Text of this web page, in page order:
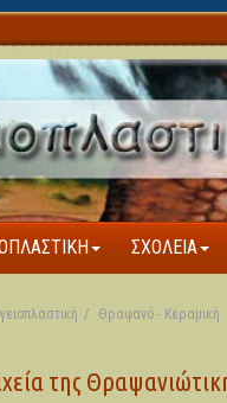
ΣΧΟΛΕΊΑ
Θραψανό - Κεραμική
της